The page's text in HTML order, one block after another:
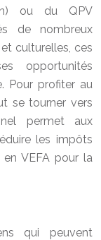
ou du QPV
de nombreux
culturelles, ces
opportunités
Pour profiter au
se tourner vers
permet aux
les impôts
en VEFA pour la
qui peuvent